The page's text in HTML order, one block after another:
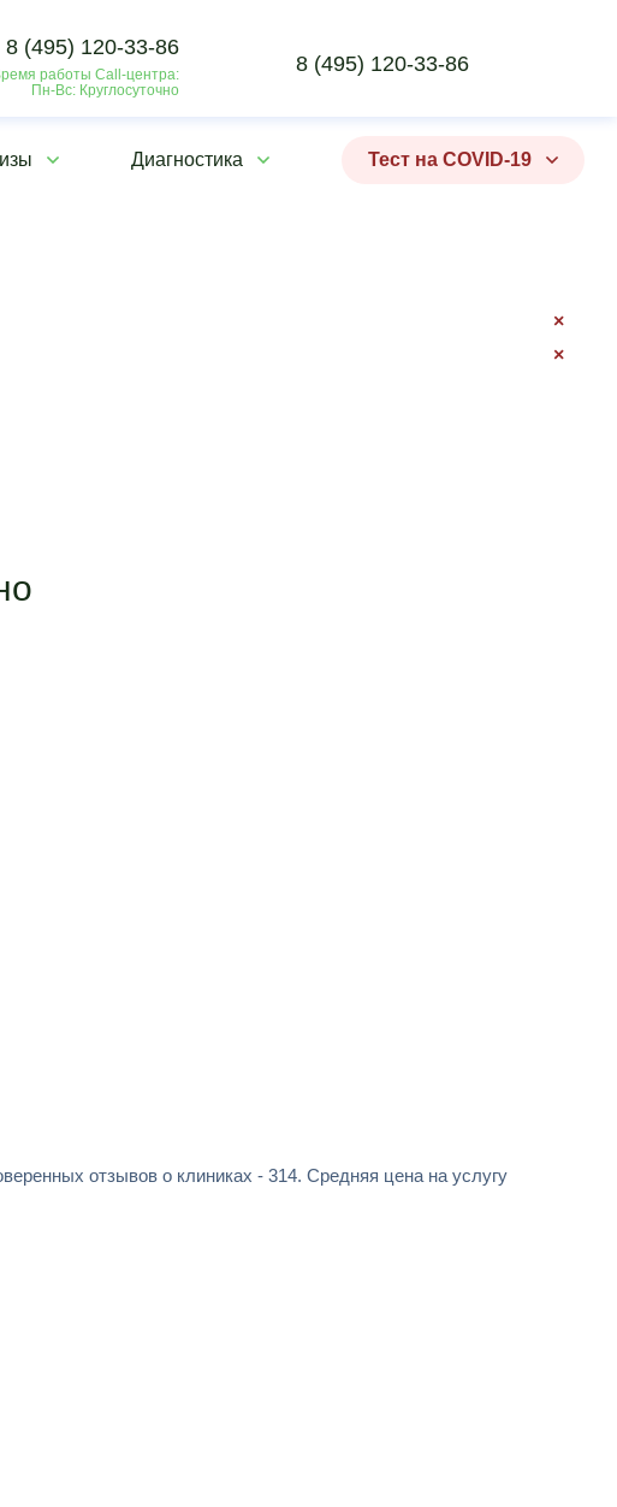
8 (495) 120-33-86
работы Call-центра:
Пн-Вс: Круглосуточно
8 (495) 120-33-86
Диагностика Тест на COVID-19
×
×
отзывов о клиниках - 314. Средняя цена на услугу